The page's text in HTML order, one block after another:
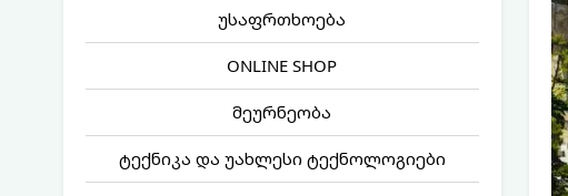
უსაფრთხოება
ONLINE SHOP
მეურნეობა
ტექნიკა და უახლესი ტექნოლოგიები